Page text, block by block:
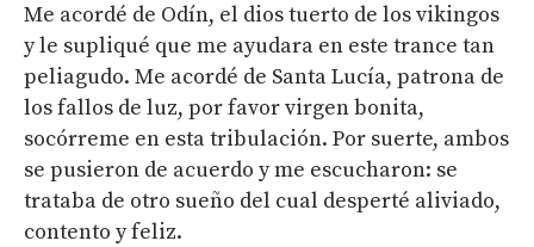
Me acordé de Odín, el dios tuerto de los vikingos
y le supliqué que me ayudara en este trance tan
peliagudo. Me acordé de Santa Lucía, patrona de
los fallos de luz, por favor virgen bonita,
socórreme en esta tribulación. Por suerte, ambos
se pusieron de acuerdo y me escucharon: se
trataba de otro sueño del cual desperté aliviado,
contento y feliz.